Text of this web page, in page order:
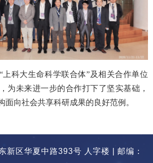
上科大生命科学联合体”及相关合作单位
为未来进一步的合作打下了坚实基础，
面向社会共享科研成果的良好范例。
新区华夏中路393号 人字楼 | 邮编：